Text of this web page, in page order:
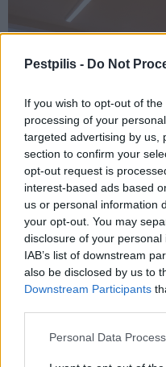
Pestpilis - Do Not
If you wish to opt-out of
processing of your
targeted advertising by us,
section to confirm your
opt-out request is
interest-based ads based
us or personal information
your opt-out. You may
disclosure of your
IAB’s list of downstream
also be disclosed by us to
Downstream Participants
Personal Data
Folyamatosan
termékek köre
A fenti információkat
projektvezetője
kapcsolódott be a